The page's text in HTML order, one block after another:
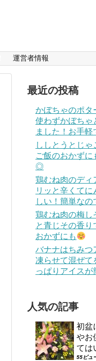
運営者情報
最近の投稿
かぼちゃのポタ
使わずかぼちゃ
ました！お手
ししとうとじ
ご飯のおかずに
◎
鶏むね肉のディ
リッと辛くて
しい！簡単な
鶏むね肉の梅し
と青じその香
おかずにも
バナナはちみつ
凍らせて混ぜて
っぱりアイスが
人気の記事
初盆
やお
ては
55ビュ